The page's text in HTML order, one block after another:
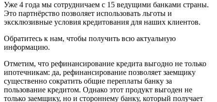
Уже 4 года мы сотрудничаем с 15 ведущими банками страны.
Это партнёрство позволяет использовать льготы и
эксклюзивные условия кредитования для наших клиентов.
Обратитесь к нам, чтобы получить всю актуальную
информацию.
Отметим, что рефинансирование кредита выгодно не только
ипотечникам: да, рефинансирование позволяет заемщику
существенно сократить общие переплаты банку за
пользование кредитом. Однако этот продукт выгоден не
только заемщику, но и стороннему банку, который получает